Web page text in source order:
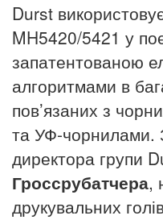
Durst
MH5420/5421 у
запатентованою
алгоритмами в
пов’язаних з
та УФ-чорнилами.
директора групи
Гроссрубатчера,
друкувальних